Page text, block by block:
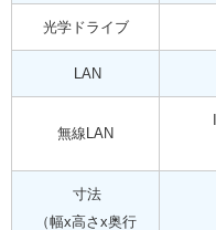
光学ドライブ
LAN
無線LAN
寸法
（幅x高さx奥行